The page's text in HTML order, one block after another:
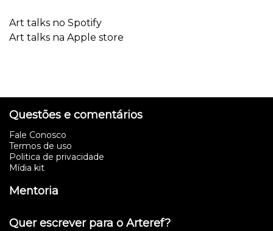
Art talks no Spotify
Art talks na Apple store
Questões e comentários
Fale Conosco
Termos de uso
Politica de privacidade
Mídia kit
Mentoria
Quer escrever para o Arteref?